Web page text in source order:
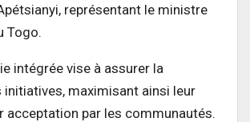
représentant le ministre
Togo.
intégrée vise à assurer la
initiatives, maximisant ainsi leur
acceptation par les communautés.